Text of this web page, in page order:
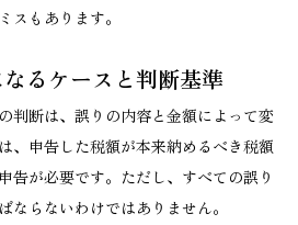
スもあります。
るケースと判断基準
判断は、誤りの内容と金額によって変
、申告した税額が本来納めるべき税額
告が必要です。ただし、すべての誤り
ならないわけではありません。